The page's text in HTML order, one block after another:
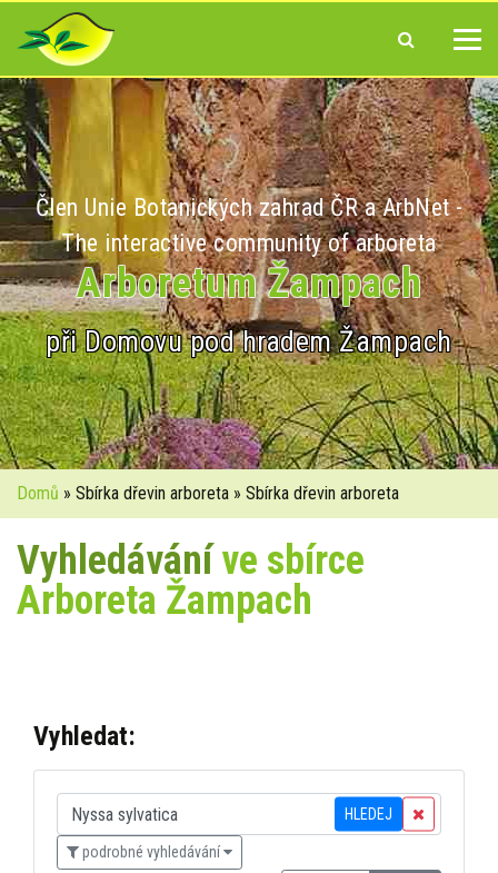
Člen Unie Botanických zahrad ČR a ArbNet -
The interactive community of arboreta
Arboretum Žampach
při Domovu pod hradem Žampach
Domů » Sbírka dřevin arboreta » Sbírka dřevin arboreta
Vyhledáváníve sbírce
Arboreta Žampach
Vyhledat:
HLEDEJ
podrobné vyhledávání